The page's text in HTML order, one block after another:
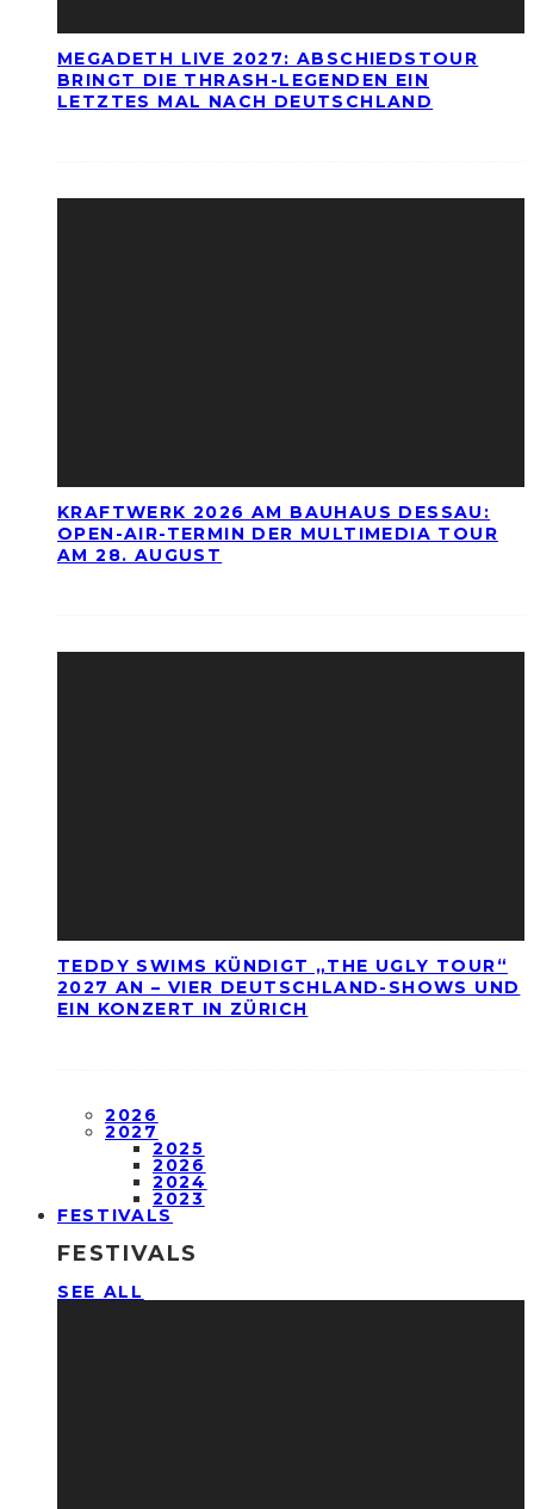
MEGADETH LIVE 2027: ABSCHIEDSTOUR
BRINGT DIE THRASH-LEGENDEN EIN
LETZTES MAL NACH DEUTSCHLAND
KRAFTWERK 2026 AM BAUHAUS DESSAU:
OPEN-AIR-TERMIN DER MULTIMEDIA TOUR
AM 28. AUGUST
TEDDY SWIMS KÜNDIGT „THE UGLY TOUR“
2027 AN – VIER DEUTSCHLAND-SHOWS UND
EIN KONZERT IN ZÜRICH
2026
2027
2025
2026
2024
2023
FESTIVALS
FESTIVALS
SEE ALL